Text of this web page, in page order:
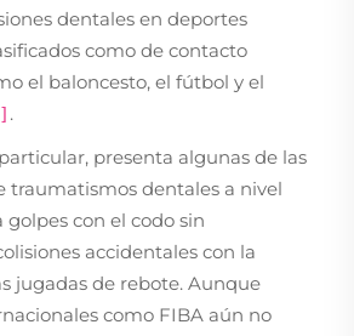
dentales en deportes
como de contacto
el baloncesto, el fútbol y el
.
presenta algunas de las
traumatismos dentales a nivel
con el codo sin
accidentales con la
jugadas de rebote. Aunque
como FIBA aún no